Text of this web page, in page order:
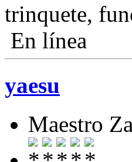
trinquete,
En línea
yaesu
Maestro